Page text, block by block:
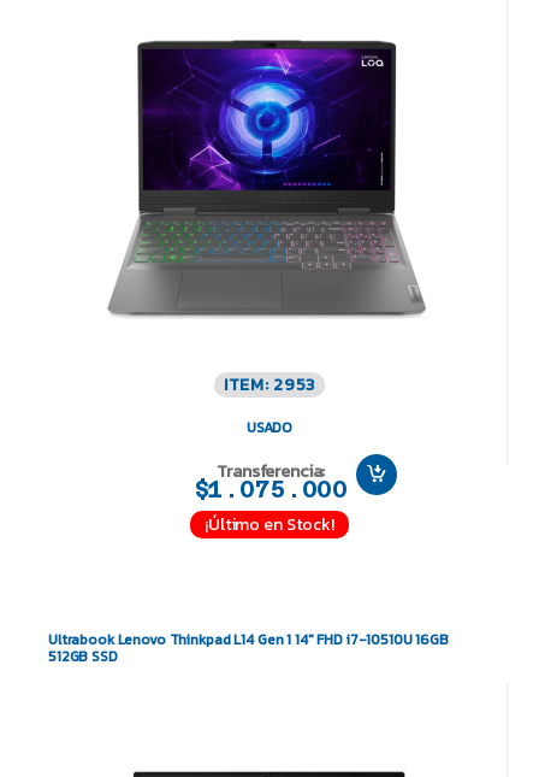
ITEM: 2953
USADO
Transferencia:
$1.075.000
¡Último en Stock!
Ultrabook Lenovo Thinkpad L14 Gen 1 14″ FHD i7-10510U 16GB
512GB SSD